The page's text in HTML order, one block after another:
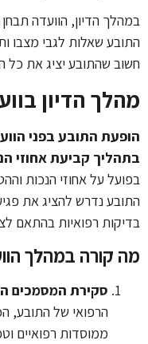
במהלך הדיון, הוועדה
התובע שאלות לגבי מצבו
חשוב שהתובע יציג את כל
מהלך הדיון
הופעת התובע בפני
בתהליך קביעת אחוזי
בפועל על אחוזי הנכות
התובע נדרש להציג את
בדיקות רפואיות בהתאם
מה קורה במהלך
סקירת המסמכים
הרפואי של התובע,
ממוסדות רפואיים